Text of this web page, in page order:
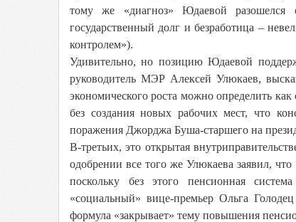
тому же «диагноз» Юдаевой разошелся
государственный долг и безработица –
контролем»).
Удивительно, но позицию Юдаевой
руководитель МЭР Алексей Улюкаев,
экономического роста можно определить
без создания новых рабочих мест, что
поражения Джорджа Буша-старшего на
В-третьих, это открытая
одобрении все того же Улюкаева заявил,
поскольку без этого пенсионная
«социальный» вице-премьер Ольга
формула «закрывает» тему повышения